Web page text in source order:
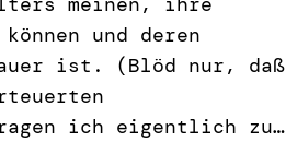
und deren
ist. (Blöd nur, daß
ich eigentlich zu…